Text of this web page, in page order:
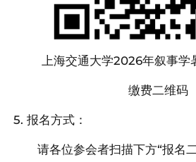
上海交通大学2026年叙事学
缴费二维码
5. 报名方式：
请各位参会者扫描下方“报名